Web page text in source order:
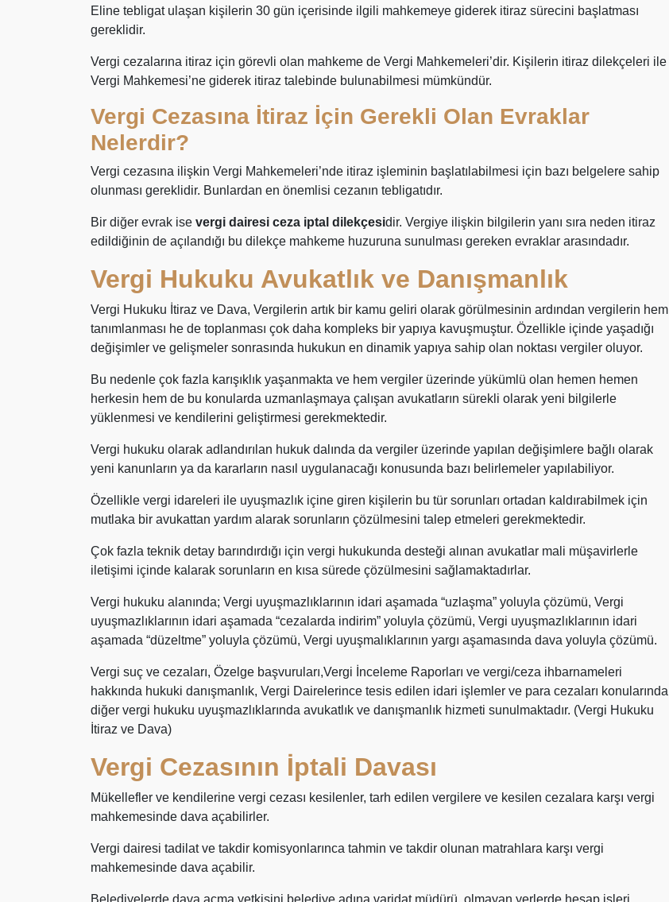
Eline tebligat ulaşan kişilerin 30 gün içerisinde ilgili mahkemeye giderek itiraz sürecini başlatması
gereklidir.
Vergi cezalarına itiraz için görevli olan mahkeme de Vergi Mahkemeleri’dir. Kişilerin itiraz dilekçeleri ile
Vergi Mahkemesi’ne giderek itiraz talebinde bulunabilmesi mümkündür.
Vergi Cezasına İtiraz İçin Gerekli Olan Evraklar
Nelerdir?
Vergi cezasına ilişkin Vergi Mahkemeleri’nde itiraz işleminin başlatılabilmesi için bazı belgelere sahip
olunması gereklidir. Bunlardan en önemlisi cezanın tebligatıdır.
Bir diğer evrak ise vergi dairesi ceza iptal dilekçesidir. Vergiye ilişkin bilgilerin yanı sıra neden itiraz
edildiğinin de açılandığı bu dilekçe mahkeme huzuruna sunulması gereken evraklar arasındadır.
Vergi Hukuku Avukatlık ve Danışmanlık
Vergi Hukuku İtiraz ve Dava, Vergilerin artık bir kamu geliri olarak görülmesinin ardından vergilerin hem
tanımlanması he de toplanması çok daha kompleks bir yapıya kavuşmuştur. Özellikle içinde yaşadığı
değişimler ve gelişmeler sonrasında hukukun en dinamik yapıya sahip olan noktası vergiler oluyor.
Bu nedenle çok fazla karışıklık yaşanmakta ve hem vergiler üzerinde yükümlü olan hemen hemen
herkesin hem de bu konularda uzmanlaşmaya çalışan avukatların sürekli olarak yeni bilgilerle
yüklenmesi ve kendilerini geliştirmesi gerekmektedir.
Vergi hukuku olarak adlandırılan hukuk dalında da vergiler üzerinde yapılan değişimlere bağlı olarak
yeni kanunların ya da kararların nasıl uygulanacağı konusunda bazı belirlemeler yapılabiliyor.
Özellikle vergi idareleri ile uyuşmazlık içine giren kişilerin bu tür sorunları ortadan kaldırabilmek için
mutlaka bir avukattan yardım alarak sorunların çözülmesini talep etmeleri gerekmektedir.
Çok fazla teknik detay barındırdığı için vergi hukukunda desteği alınan avukatlar mali müşavirlerle
iletişimi içinde kalarak sorunların en kısa sürede çözülmesini sağlamaktadırlar.
Vergi hukuku alanında; Vergi uyuşmazlıklarının idari aşamada “uzlaşma” yoluyla çözümü, Vergi
uyuşmazlıklarının idari aşamada “cezalarda indirim” yoluyla çözümü, Vergi uyuşmazlıklarının idari
aşamada “düzeltme” yoluyla çözümü, Vergi uyuşmalıklarının yargı aşamasında dava yoluyla çözümü.
Vergi suç ve cezaları, Özelge başvuruları,Vergi İnceleme Raporları ve vergi/ceza ihbarnameleri
hakkında hukuki danışmanlık, Vergi Dairelerince tesis edilen idari işlemler ve para cezaları konularında
diğer vergi hukuku uyuşmazlıklarında avukatlık ve danışmanlık hizmeti sunulmaktadır. (Vergi Hukuku
İtiraz ve Dava)
Vergi Cezasının İptali Davası
Mükellefler ve kendilerine vergi cezası kesilenler, tarh edilen vergilere ve kesilen cezalara karşı vergi
mahkemesinde dava açabilirler.
Vergi dairesi tadilat ve takdir komisyonlarınca tahmin ve takdir olunan matrahlara karşı vergi
mahkemesinde dava açabilir.
Belediyelerde dava açma yetkisini belediye adına varidat müdürü, olmayan yerlerde hesap işleri